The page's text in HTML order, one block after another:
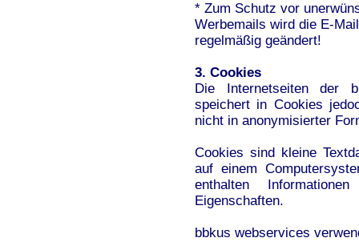
* Zum Schutz vor
Werbemails wird die E-
regelmäßig geändert!
3. Cookies
Die Internetseiten der
speichert in Cookies
nicht in anonymisierter
Cookies sind kleine
auf einem
enthalten
Eigenschaften.
bbkus webservices